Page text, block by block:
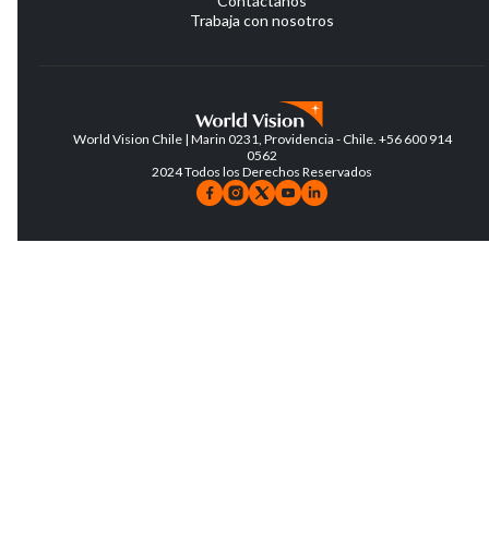
Trabaja con nosotros
World Vision Chile | Marin 0231, Providencia - Chile. +56 600 914
0562
2024 Todos los Derechos Reservados